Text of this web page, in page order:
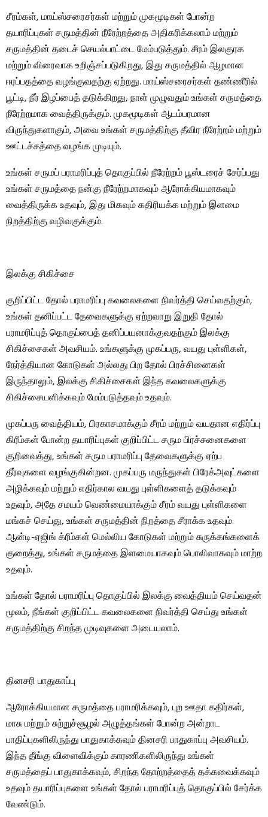
சீரம்கள், மாய்ஸ்சரைசர்கள் மற்றும் முகமூடிகள் போன்ற
தயாரிப்புகள் சருமத்தின் நீரேற்றத்தை அதிகரிக்கலாம் மற்றும்
சருமத்தின் தடைச் செயல்பாட்டை மேம்படுத்தும். சீரம் இலகுரக
மற்றும் விரைவாக உறிஞ்சப்படுகிறது, இது சருமத்தில் ஆழமான
ஈரப்பதத்தை வழங்குவதற்கு ஏற்றது. மாய்ஸ்சரைசர்கள் தண்ணீரில்
பூட்டி, நீர் இழப்பைத் தடுக்கிறது, நாள் முழுவதும் உங்கள் சருமத்தை
நீரேற்றமாக வைத்திருக்கும். முகமூடிகள் ஆடம்பரமான
விருந்துகளாகும், அவை உங்கள் சருமத்திற்கு தீவிர நீரேற்றம் மற்றும்
ஊட்டச்சத்தை வழங்க முடியும்.
உங்கள் சருமப் பராமரிப்புத் தொகுப்பில் நீரேற்றம் பூஸ்டரைச் சேர்ப்பது
உங்கள் சருமத்தை நன்கு நீரேற்றமாகவும் ஆரோக்கியமாகவும்
வைத்திருக்க உதவும், இது மிகவும் கதிரியக்க மற்றும் இளமை
நிறத்திற்கு வழிவகுக்கும்.
இலக்கு சிகிச்சை
குறிப்பிட்ட தோல் பராமரிப்பு கவலைகளை நிவர்த்தி செய்வதற்கும்,
உங்கள் தனிப்பட்ட தேவைகளுக்கு ஏற்றவாறு இறுதி தோல்
பராமரிப்புத் தொகுப்பைத் தனிப்பயனாக்குவதற்கும் இலக்கு
சிகிச்சைகள் அவசியம். உங்களுக்கு முகப்பரு, வயது புள்ளிகள்,
நேர்த்தியான கோடுகள் அல்லது பிற தோல் பிரச்சினைகள்
இருந்தாலும், இலக்கு சிகிச்சைகள் இந்த கவலைகளுக்கு
சிகிச்சையளிக்கவும் மேம்படுத்தவும் உதவும்.
முகப்பரு வைத்தியம், பிரகாசமாக்கும் சீரம் மற்றும் வயதான எதிர்ப்பு
கிரீம்கள் போன்ற தயாரிப்புகள் குறிப்பிட்ட சரும பிரச்சனைகளை
குறிவைத்து, உங்கள் சரும பராமரிப்பு தேவைகளுக்கு ஏற்ப
தீர்வுகளை வழங்குகின்றன. முகப்பரு மருந்துகள் பிரேக்அவுட்களை
அழிக்கவும் மற்றும் எதிர்கால வயது புள்ளிகளைத் தடுக்கவும்
உதவும், அதே சமயம் வெண்மையாக்கும் சீரம் வயது புள்ளிகளை
மங்கச் செய்து, உங்கள் சருமத்தின் நிறத்தை சீராக்க உதவும்.
ஆன்டி-ஏஜிங் க்ரீம்கள் மெல்லிய கோடுகள் மற்றும் சுருக்கங்களைக்
குறைத்து, உங்கள் சருமத்தை இளமையாகவும் பொலிவாகவும் மாற்ற
உதவும்.
உங்கள் தோல் பராமரிப்பு தொகுப்பில் இலக்கு வைத்தியம் செய்வதன்
மூலம், நீங்கள் குறிப்பிட்ட கவலைகளை நிவர்த்தி செய்து உங்கள்
சருமத்திற்கு சிறந்த முடிவுகளை அடையலாம்.
தினசரி பாதுகாப்பு
ஆரோக்கியமான சருமத்தை பராமரிக்கவும், புற ஊதா கதிர்கள்,
மாசு மற்றும் சுற்றுச்சூழல் அழுத்தங்கள் போன்ற அன்றாட
பாதிப்புகளிலிருந்து பாதுகாக்கவும் தினசரி பாதுகாப்பு அவசியம்.
இந்த தீங்கு விளைவிக்கும் காரணிகளிலிருந்து உங்கள்
சருமத்தைப் பாதுகாக்கவும், சிறந்த தோற்றத்தைத் தக்கவைக்கவும்
உதவும் தயாரிப்புகளை உங்கள் தோல் பராமரிப்புத் தொகுப்பில் சேர்க்க
வேண்டும்.